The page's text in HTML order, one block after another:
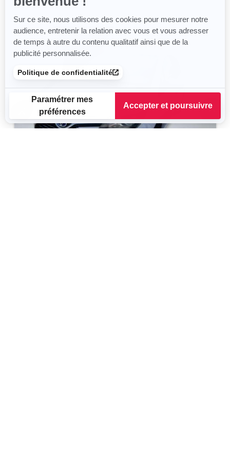
Sur ce site, nous utilisons des cookies pour mesurer notre
audience, entretenir la relation avec vous et vous adresser
de temps à autre du contenu qualitatif ainsi que de la
publicité personnalisée.
Politique de confidentialité
Paramétrer mes
préférences
Accepter et poursuivre
Axeptio consent
Plateforme de Gestion du Consentement : Personnalisez